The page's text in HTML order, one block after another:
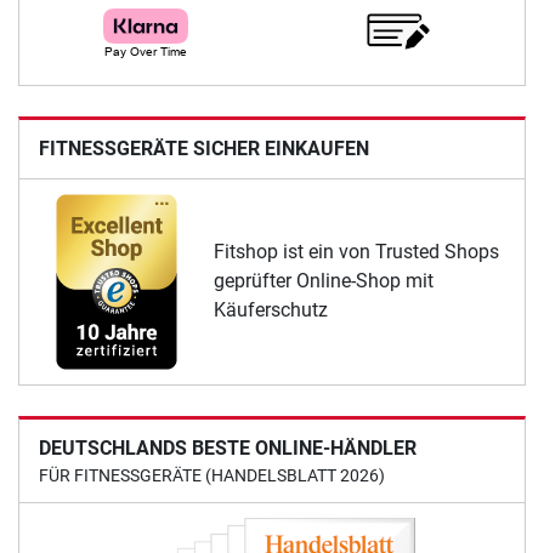
FITNESSGERÄTE SICHER EINKAUFEN
Fitshop ist ein von Trusted Shops
geprüfter Online-Shop mit
Käuferschutz
DEUTSCHLANDS BESTE ONLINE-HÄNDLER
FÜR FITNESSGERÄTE (HANDELSBLATT 2026)